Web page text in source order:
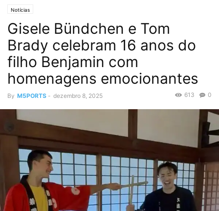
Notícias
Gisele Bündchen e Tom
Brady celebram 16 anos do
filho Benjamin com
homenagens emocionantes
By M5PORTS - dezembro 8, 2025 0
613